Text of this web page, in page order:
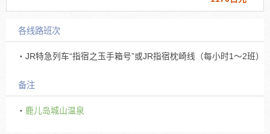
各线路班次
・JR特急列车“指宿之玉手箱号”或JR指宿枕崎线（每小时1～2班）
备注
・ 鹿儿岛城山温泉